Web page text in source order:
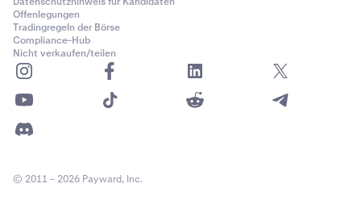
Offenlegungen
Tradingregeln der Börse
Compliance-Hub
Nicht verkaufen/teilen
© 2011 – 2026 Payward, Inc.